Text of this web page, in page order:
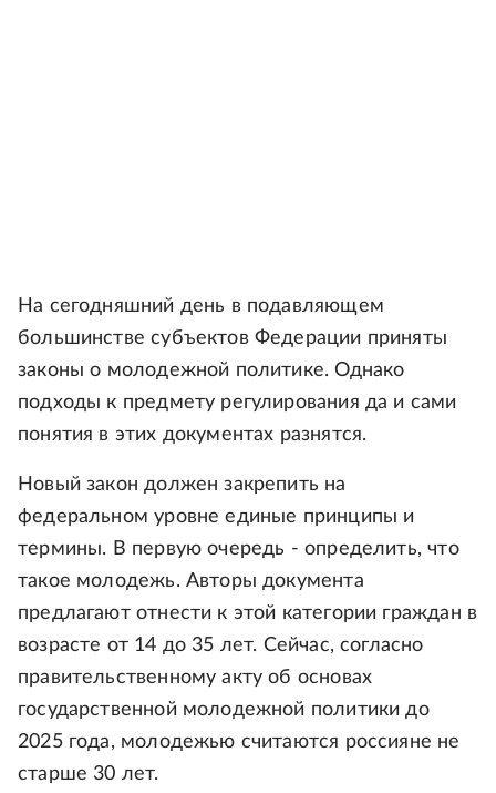
На сегодняшний день в подавляющем
большинстве субъектов Федерации приняты
законы о молодежной политике. Однако
подходы к предмету регулирования да и сами
понятия в этих документах разнятся.
Новый закон должен закрепить на
федеральном уровне единые принципы и
термины. В первую очередь - определить, что
такое молодежь. Авторы документа
предлагают отнести к этой категории граждан в
возрасте от 14 до 35 лет. Сейчас, согласно
правительственному акту об основах
государственной молодежной политики до
2025 года, молодежью считаются россияне не
старше 30 лет.